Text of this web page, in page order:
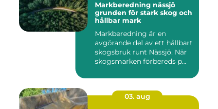
Markberedning nässjö
grunden för stark skog och
hållbar mark
Markberedning är en
avgörande del av ett hållbart
skogsbruk runt Nässjö. När
skogsmarken förbereds p...
03. aug